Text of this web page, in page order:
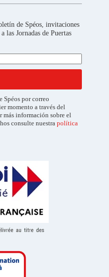
de Spéos, invitaciones
las Jornadas de Puertas
Spéos por correo
momento a través del
más información sobre el
consulte nuestra política